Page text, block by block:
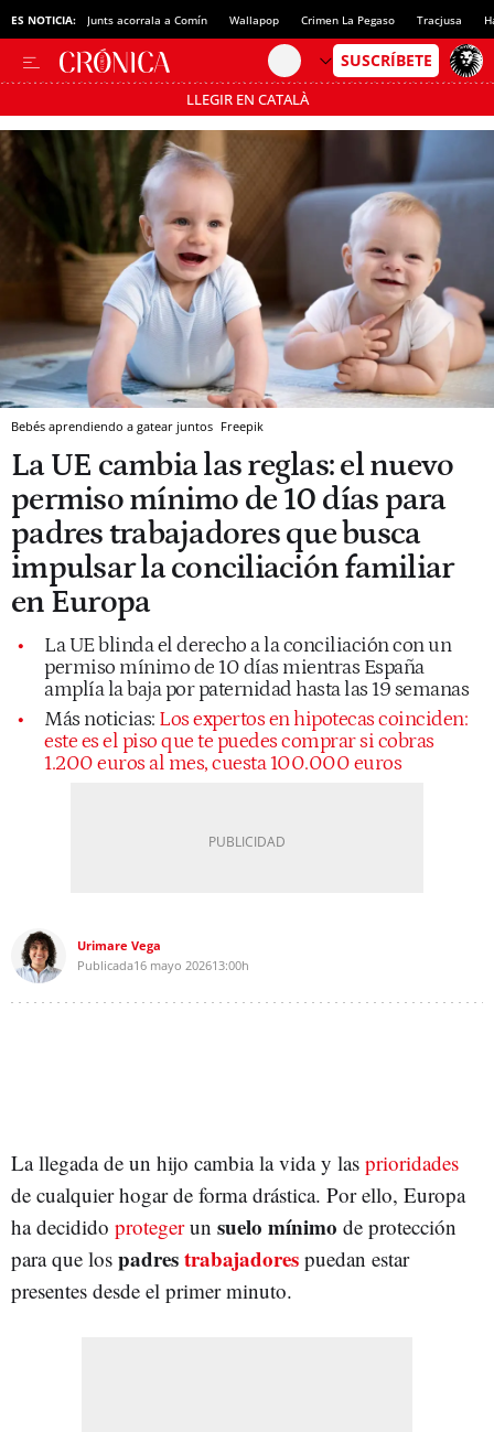
ES NOTICIA: Junts acorrala a Comín Wallapop Crimen La Pegaso Tracjusa
LLEGIR EN CATALÀ
Pásate al MODO AHORRO
Bebés aprendiendo a gatear juntos Freepik
La UE cambia las reglas: el nuevo
permiso mínimo de 10 días para
padres trabajadores que busca
impulsar la conciliación familiar
en Europa
La UE blinda el derecho a la conciliación con un
permiso mínimo de 10 días mientras España
amplía la baja por paternidad hasta las 19 semanas
Más noticias: Los expertos en hipotecas coinciden:
este es el piso que te puedes comprar si cobras
1.200 euros al mes, cuesta 100.000 euros
Urimare Vega
Publicada16 mayo 202613:00h
La llegada de un hijo cambia la vida y las prioridades
de cualquier hogar de forma drástica. Por ello, Europa
ha decidido protegerun suelo mínimo de protección
para que los padrestrabajadores puedan estar
presentes desde el primer minuto.